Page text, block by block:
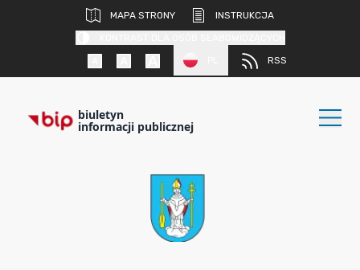
MAPA STRONY
INSTRUKCJA
RSS
biuletyn
informacji publicznej